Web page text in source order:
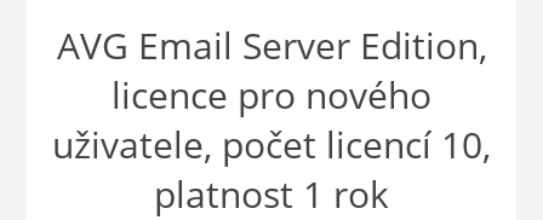
AVG Email Server Edition,
licence pro nového
uživatele, počet licencí 10,
platnost 1 rok